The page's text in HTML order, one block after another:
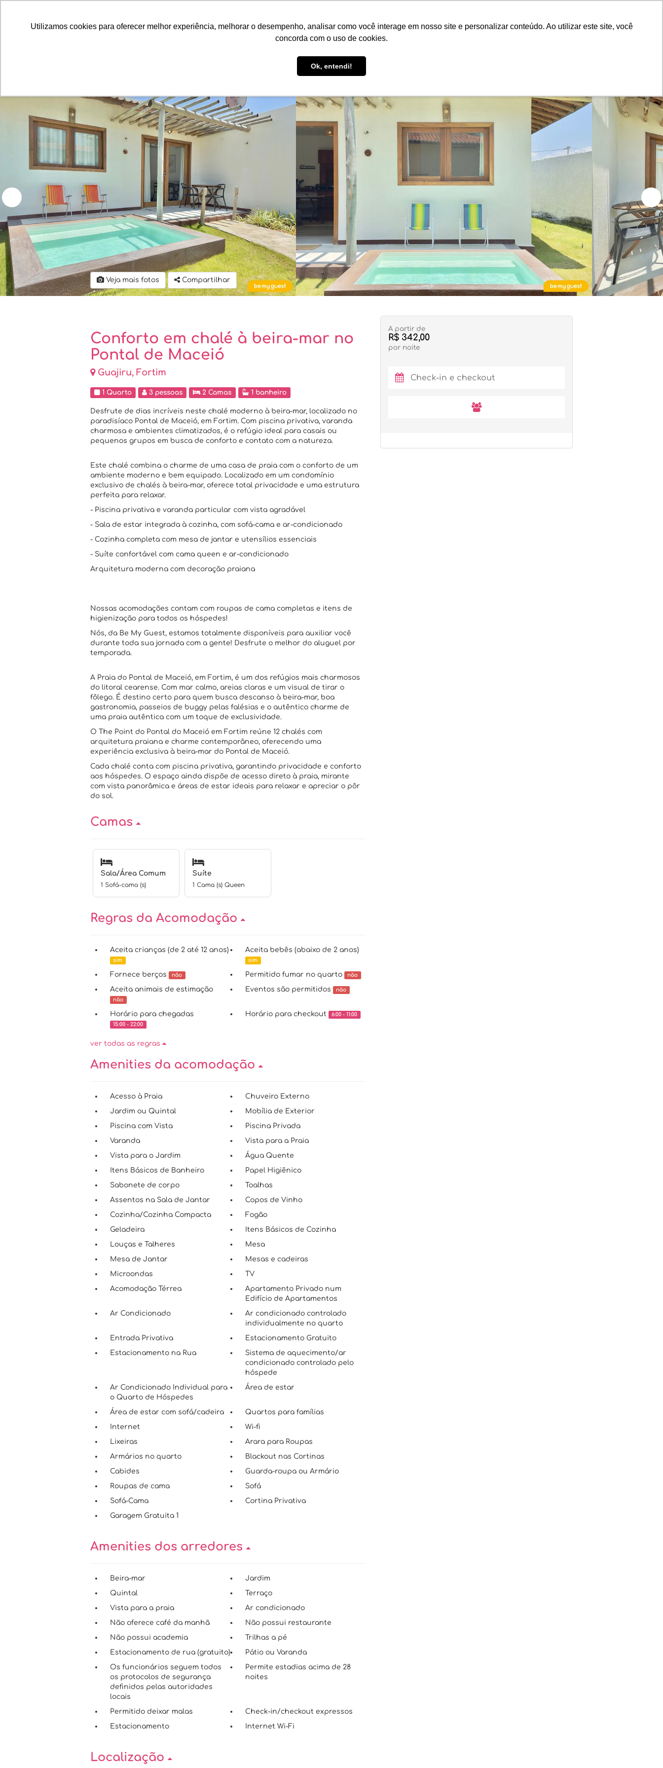
Utilizamos cookies para oferecer melhor experiência, melhorar o desempenho, analisar como você interage em nosso site e personalizar conteúdo. Ao utilizar este site, você
concorda com o uso de cookies.
Ok, entendi!
Anuncie seu imóvel! Be Guide
Veja mais fotos Compartilhar
Conforto em chalé à beira-mar no
Pontal de Maceió
Guajiru, Fortim
1 Quarto 3 pessoas 2 Camas 1 banheiro
Desfrute de dias incríveis neste chalé moderno à beira-mar, localizado no
paradisíaco Pontal de Maceió, em Fortim. Com piscina privativa, varanda
charmosa e ambientes climatizados, é o refúgio ideal para casais ou
pequenos grupos em busca de conforto e contato com a natureza.
Este chalé combina o charme de uma casa de praia com o conforto de um
ambiente moderno e bem equipado. Localizado em um condomínio
exclusivo de chalés à beira-mar, oferece total privacidade e uma estrutura
perfeita para relaxar.
- Piscina privativa e varanda particular com vista agradável
- Sala de estar integrada à cozinha, com sofá-cama e ar-condicionado
- Cozinha completa com mesa de jantar e utensílios essenciais
- Suíte confortável com cama queen e ar-condicionado
Arquitetura moderna com decoração praiana
Nossas acomodações contam com roupas de cama completas e itens de
higienização para todos os hóspedes!
Nós, da Be My Guest, estamos totalmente disponíveis para auxiliar você
durante toda sua jornada com a gente! Desfrute o melhor do aluguel por
temporada.
A Praia do Pontal de Maceió, em Fortim, é um dos refúgios mais charmosos
do litoral cearense. Com mar calmo, areias claras e um visual de tirar o
fôlego. É destino certo para quem busca descanso à beira-mar, boa
gastronomia, passeios de buggy pelas falésias e o autêntico charme de
uma praia autêntica com um toque de exclusividade.
O The Point do Pontal do Maceió em Fortim reúne 12 chalés com
arquitetura praiana e charme contemporâneo, oferecendo uma
experiência exclusiva à beira-mar do Pontal de Maceió.
Cada chalé conta com piscina privativa, garantindo privacidade e conforto
aos hóspedes. O espaço ainda dispõe de acesso direto à praia, mirante
com vista panorâmica e áreas de estar ideais para relaxar e apreciar o pôr
do sol.
Camas
Sala/Área Comum
1 Sofá-cama (s)
Suíte
1 Cama (s) Queen
Regras da Acomodação
Aceita crianças (de 2 até 12 anos)
sim
Aceita bebês (abaixo de 2 anos)
sim
Fornece berços não Permitido fumar no quarto não
Aceita animais de estimação
não
Eventos são permitidos não
Horário para chegadas
15:00 - 22:00
Horário para checkout 6:00 - 11:00
ver todas as regras
Amenities da acomodação
Acesso à Praia
Chuveiro Externo
Jardim ou Quintal
Mobília de Exterior
Piscina com Vista
Piscina Privada
Varanda
Vista para a Praia
Vista para o Jardim
Água Quente
Itens Básicos de Banheiro
Papel Higiênico
Sabonete de corpo
Toalhas
Assentos na Sala de Jantar
Copos de Vinho
Cozinha/Cozinha Compacta
Fogão
Geladeira
Itens Básicos de Cozinha
Louças e Talheres
Mesa
Mesa de Jantar
Mesas e cadeiras
Microondas
TV
Acomodação Térrea
Apartamento Privado num
Edifício de Apartamentos
Ar Condicionado
Ar condicionado controlado
individualmente no quarto
Entrada Privativa
Estacionamento Gratuito
Estacionamento na Rua
Sistema de aquecimento/ar
condicionado controlado pelo
hóspede
Ar Condicionado Individual para
o Quarto de Hóspedes
Área de estar
Área de estar com sofá/cadeira
Quartos para famílias
Internet
Wi-fi
Lixeiras
Arara para Roupas
Armários no quarto
Blackout nas Cortinas
Cabides
Guarda-roupa ou Armário
Roupas de cama
Sofá
Sofá-Cama
Cortina Privativa
Garagem Gratuita 1
Amenities dos arredores
Beira-mar
Jardim
Quintal
Terraço
Vista para a praia
Ar condicionado
Não oferece café da manhã
Não possui restaurante
Não possui academia
Trilhas a pé
Estacionamento de rua (gratuito)
Pátio ou Varanda
Os funcionários seguem todos
os protocolos de segurança
definidos pelas autoridades
locais
Permite estadias acima de 28
noites
Permitido deixar malas
Check-in/checkout expressos
Estacionamento
Internet Wi-Fi
Localização
A partir de
R$ 342,00
por noite